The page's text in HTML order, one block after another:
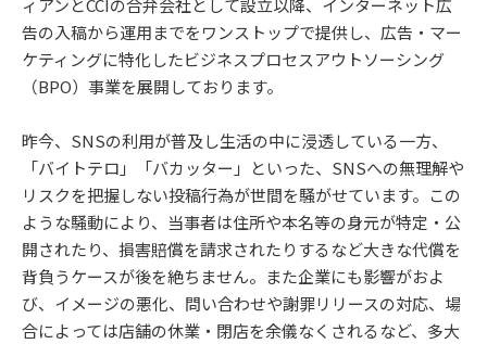
ィアンとCCIの合弁会社として設立以降、インターネット広
告の入稿から運用までをワンストップで提供し、広告・マー
ケティングに特化したビジネスプロセスアウトソーシング
（BPO）事業を展開しております。
昨今、SNSの利用が普及し生活の中に浸透している一方、
「バイトテロ」「バカッター」といった、SNSへの無理解や
リスクを把握しない投稿行為が世間を騒がせています。この
ような騒動により、当事者は住所や本名等の身元が特定・公
開されたり、損害賠償を請求されたりするなど大きな代償を
背負うケースが後を絶ちません。また企業にも影響がおよ
び、イメージの悪化、問い合わせや謝罪リリースの対応、場
合によっては店舗の休業・閉店を余儀なくされるなど、多大